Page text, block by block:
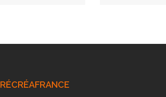
RÉCRÉAFRANCE